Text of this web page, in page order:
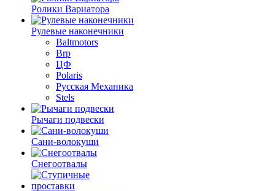
Ролики Вариатора
Рулевые наконечники
Baltmotors
Brp
ЦФ
Polaris
Русская Механика
Stels
Рычаги подвески
Сани-волокуши
Снегоотвалы